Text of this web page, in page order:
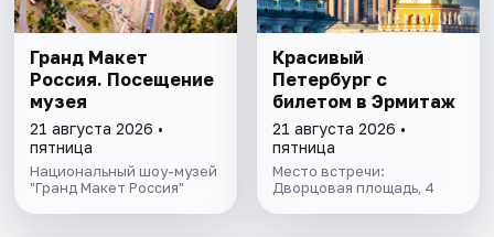
Гранд Макет
Россия. Посещение
музея
21 августа 2026 •
пятница
Национальный шоу-музей
"Гранд Макет Россия"
Красивый
Петербург с
билетом в Эрмитаж
21 августа 2026 •
пятница
Место встречи:
Дворцовая площадь, 4